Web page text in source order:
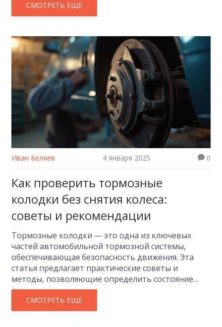
важно. Вы узнаете, каким образом свежее масло
может помочь вашему автомобилю работать
и выбросы. Кроме того, раскроем интересные
факты об этом важном процессе.
СМОТРЕТЬ ЕЩЕ
Иван Беляев 4 января 2025 0
Как проверить тормозные
колодки без снятия колеса:
советы и рекомендации
Тормозные колодки — это одна из ключевых
частей автомобильной тормозной системы,
обеспечивающая безопасность движения. Эта
статья предлагает практические советы и
методы, позволяющие определить состояние
тормозных колодок без необходимости их
полного снятия. Вы узнаете, на что следует
обращать внимание во время визуального
СМОТРЕТЬ ЕЩЕ